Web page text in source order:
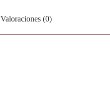
Valoraciones (0)